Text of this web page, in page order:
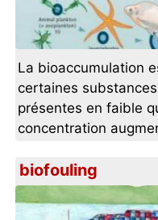
La bioaccumulation
certaines
présentes en faible
concentration
biofouling